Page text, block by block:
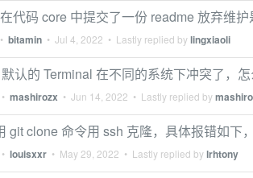
代码 core 中提交了一份 readme 放弃维
• bitamin • Jul 4, 2022 • Lastly replied bylingxiaoli
认的 Terminal 在不同的系统下冲突了，怎
• mashirozx • Jun 14, 2022 • Lastly replied by
git clone 命令用 ssh 克隆，具体报错如下
• louisxxr • May 29, 2022 • Lastly replied bylrhtony